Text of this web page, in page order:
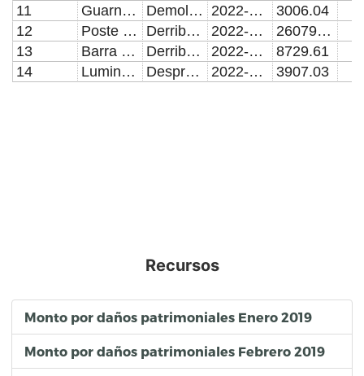
11
Guarnición y Banqueta Demolición de Concreto 2022-01-03
3006.04
12
Poste de 9 Metros Derribada 2022-01-24
26079.73
13
Barra Metálica de Camellón Central Derribada 2022-01-14
8729.61
14
Luminaria Desprendimiento de Cables 2022-01-13 3907.03
Recursos
Monto por daños patrimoniales Enero 2019
Monto por daños patrimoniales Febrero 2019